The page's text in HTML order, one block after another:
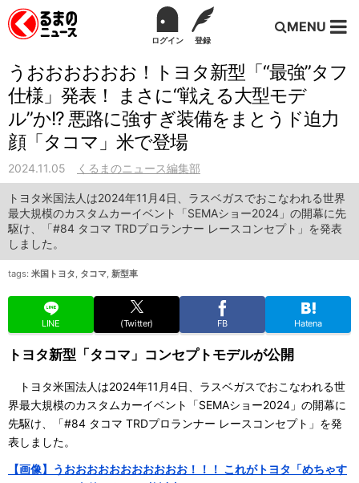
ログイン 登録
MENU
うおおおおおお！トヨタ新型「“最強”タフ
仕様」発表！ まさに“戦える大型モデ
ル”か!? 悪路に強すぎ装備をまとうド迫力
顔「タコマ」米で登場
2024.11.05 くるまのニュース編集部
トヨタ米国法人は2024年11月4日、ラスベガスでおこなわれる世界
最大規模のカスタムカーイベント「SEMAショー2024」の開幕に先
駆け、「#84 タコマ TRDプロランナー レースコンセプト」を発表
しました。
tags: 米国トヨタ, タコマ, 新型車
LINE (Twitter) FB Hatena
トヨタ新型「タコマ」コンセプトモデルが公開
トヨタ米国法人は2024年11月4日、ラスベガスでおこなわれる世
界最大規模のカスタムカーイベント「SEMAショー2024」の開幕に
先駆け、「#84 タコマ TRDプロランナー レースコンセプト」を発
表しました。
【画像】うおおおおおおおおおおお！！！ これがトヨタ「めちゃす